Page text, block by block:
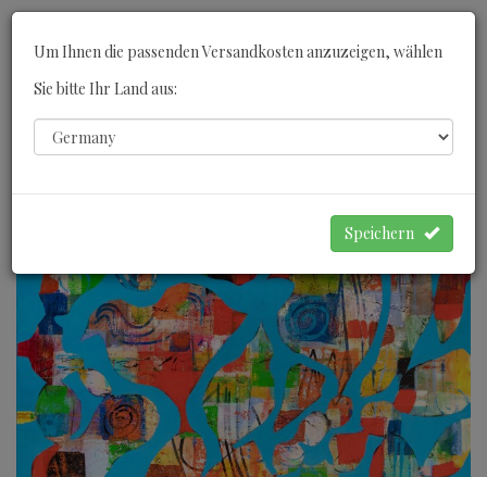
Um Ihnen die passenden Versandkosten anzuzeigen, wählen
Sie bitte Ihr Land aus:
Speichern